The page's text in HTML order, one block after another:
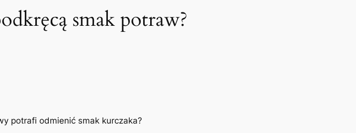
smak potraw?
potrafi odmienić smak kurczaka?